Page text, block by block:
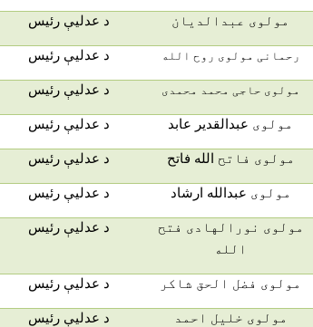
مولوی عبدالدیان د عدلیې رئیس
رحمانی مولوی روح الله د عدلیې رئیس
مولوی حاجی محمد محمدی د عدلیې رئیس
مولوی عبدالقدیر عابد د عدلیې رئیس
مولوی فاتح الله فاتح د عدلیې رئیس
مولوی عبدالله ارشاد د عدلیې رئیس
مولوی نورالهادی فتح
الله
د عدلیې رئیس
مولوی فضل الحق شاکر د عدلیې رئیس
مولوی خلیل احمد د عدلیې رئیس